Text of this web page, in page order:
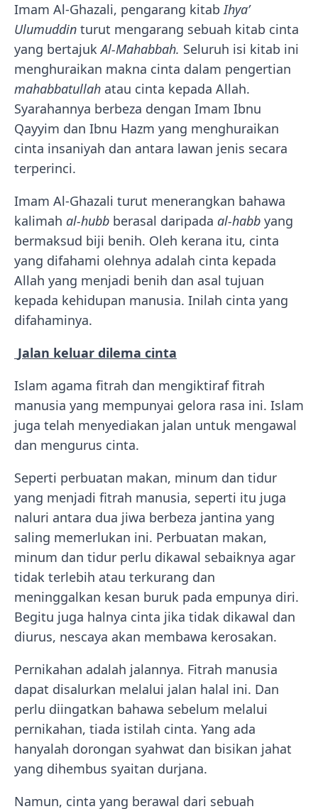
Imam Al-Ghazali, pengarang kitabIhya’
Ulumuddin turut mengarang sebuah kitab cinta
yang bertajukAl-Mahabbah. Seluruh isi kitab ini
menghuraikan makna cinta dalam pengertian
mahabbatullah atau cinta kepada Allah.
Syarahannya berbeza dengan Imam Ibnu
Qayyim dan Ibnu Hazm yang menghuraikan
cinta insaniyah dan antara lawan jenis secara
terperinci.
Imam Al-Ghazali turut menerangkan bahawa
kalimah al-hubb berasal daripada al-habb yang
bermaksud biji benih. Oleh kerana itu, cinta
yang difahami olehnya adalah cinta kepada
Allah yang menjadi benih dan asal tujuan
kepada kehidupan manusia. Inilah cinta yang
difahaminya.
Jalan keluar dilema cinta
Islam agama fitrah dan mengiktiraf fitrah
manusia yang mempunyai gelora rasa ini. Islam
juga telah menyediakan jalan untuk mengawal
dan mengurus cinta.
Seperti perbuatan makan, minum dan tidur
yang menjadi fitrah manusia, seperti itu juga
naluri antara dua jiwa berbeza jantina yang
saling memerlukan ini. Perbuatan makan,
minum dan tidur perlu dikawal sebaiknya agar
tidak terlebih atau terkurang dan
meninggalkan kesan buruk pada empunya diri.
Begitu juga halnya cinta jika tidak dikawal dan
diurus, nescaya akan membawa kerosakan.
Pernikahan adalah jalannya. Fitrah manusia
dapat disalurkan melalui jalan halal ini. Dan
perlu diingatkan bahawa sebelum melalui
pernikahan, tiada istilah cinta. Yang ada
hanyalah dorongan syahwat dan bisikan jahat
yang dihembus syaitan durjana.
Namun, cinta yang berawal dari sebuah